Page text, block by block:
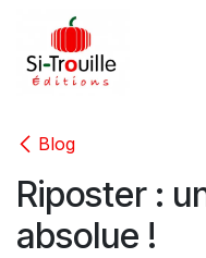
Skip to Content
Blog
Riposter :
absolue !